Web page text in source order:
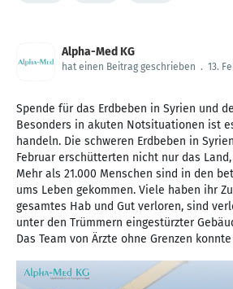
Alpha-Med KG
hat einen Beitrag geschrieben . 13.
Spende für das Erdbeben in Syrien und
Besonders in akuten Notsituationen ist
handeln. Die schweren Erdbeben in
Februar erschütterten nicht nur das
Mehr als 21.000 Menschen sind in den
ums Leben gekommen. Viele haben ihr
gesamtes Hab und Gut verloren, sind
unter den Trümmern eingestürzter
Das Team von Ärzte ohne Grenzen konnte